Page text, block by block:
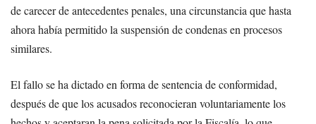
de carecer de antecedentes penales, una circunstancia que hasta
ahora había permitido la suspensión de condenas en procesos
similares.
El fallo se ha dictado en forma de sentencia de conformidad,
después de que los acusados reconocieran voluntariamente los